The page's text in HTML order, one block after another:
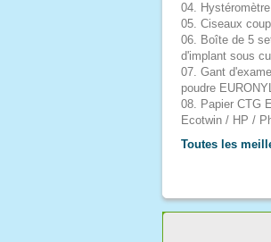
04. Hystéromètre
05. Ciseaux
06. Boîte de 5
d'implant sous
07. Gant
poudre
08. Papier CTG
Ecotwin / HP /
Toutes les